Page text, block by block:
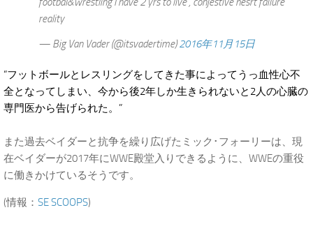
reality
— Big Van Vader (@itsvadertime)2016年11月15日
“フットボールとレスリングをしてきた事によってうっ血性心不
全となってしまい、今から後2年しか生きられないと2人の心臓の
専門医から告げられた。”
また過去ベイダーと抗争を繰り広げたミック･フォーリーは、現
在ベイダーが2017年にWWE殿堂入りできるように、WWEの重役
に働きかけているそうです。
(情報： SE SCOOPS)